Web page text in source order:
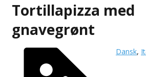
Tortillapizza med
gnavegrønt
Dansk,